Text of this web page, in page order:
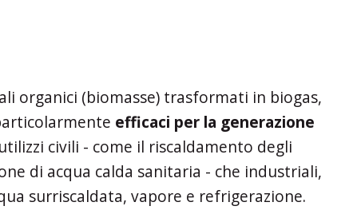
organici (biomasse) trasformati in biogas,
efficaci per la generazione
civili - come il riscaldamento degli
di acqua calda sanitaria - che industriali,
surriscaldata, vapore e refrigerazione.